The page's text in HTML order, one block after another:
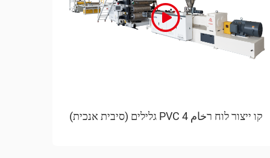
קו ייצור לוח רخام PVC 4 גלילים (סיבית אנכית)